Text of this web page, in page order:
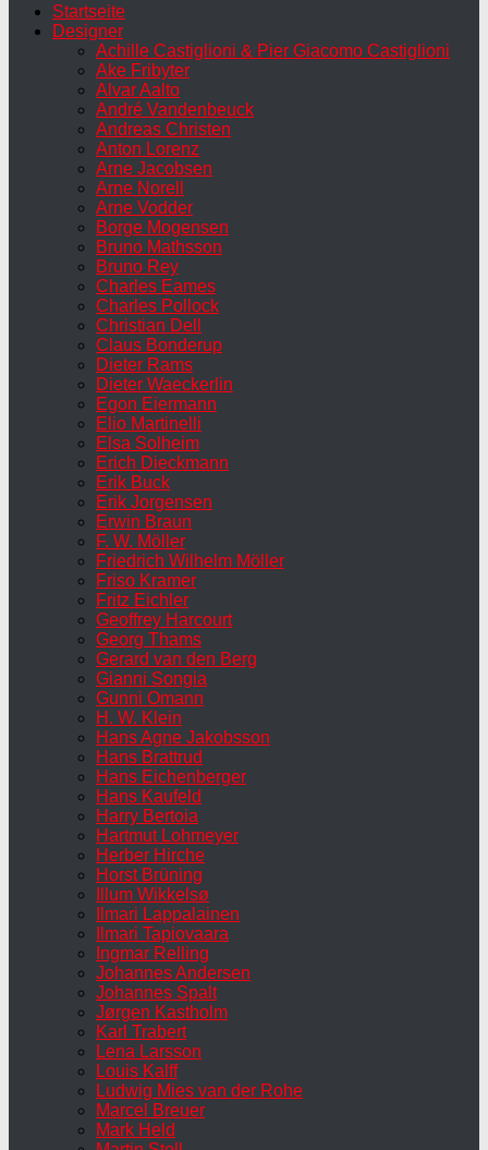
Startseite
Designer
Achille Castiglioni & Pier Giacomo Castiglioni
Ake Fribyter
Alvar Aalto
André Vandenbeuck
Andreas Christen
Anton Lorenz
Arne Jacobsen
Arne Norell
Arne Vodder
Borge Mogensen
Bruno Mathsson
Bruno Rey
Charles Eames
Charles Pollock
Christian Dell
Claus Bonderup
Dieter Rams
Dieter Waeckerlin
Egon Eiermann
Elio Martinelli
Elsa Solheim
Erich Dieckmann
Erik Buck
Erik Jorgensen
Erwin Braun
F. W. Möller
Friedrich Wilhelm Möller
Friso Kramer
Fritz Eichler
Geoffrey Harcourt
Georg Thams
Gerard van den Berg
Gianni Songia
Gunni Omann
H. W. Klein
Hans Agne Jakobsson
Hans Brattrud
Hans Eichenberger
Hans Kaufeld
Harry Bertoia
Hartmut Lohmeyer
Herber Hirche
Horst Brüning
Illum Wikkelsø
Ilmari Lappalainen
Ilmari Tapiovaara
Ingmar Relling
Johannes Andersen
Johannes Spalt
Jørgen Kastholm
Karl Trabert
Lena Larsson
Louis Kalff
Ludwig Mies van der Rohe
Marcel Breuer
Mark Held